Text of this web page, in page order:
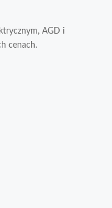
AGD i
cenach.